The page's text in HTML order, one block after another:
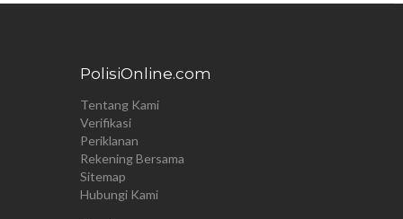
PolisiOnline.com
Tentang Kami
Verifikasi
Periklanan
Rekening Bersama
Sitemap
Hubungi Kami